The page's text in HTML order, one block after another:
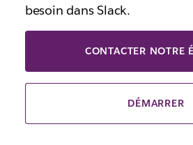
besoin dans Slack.
CONTACTER NOTRE
DÉMARRER